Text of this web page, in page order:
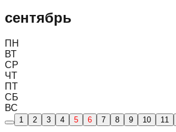
сентябрь
ПН
ВТ
СР
ЧТ
ПТ
СБ
ВС
1 2 3 4 5 6 7 8 9 10 11